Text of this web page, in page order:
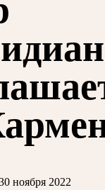
ноября 2022